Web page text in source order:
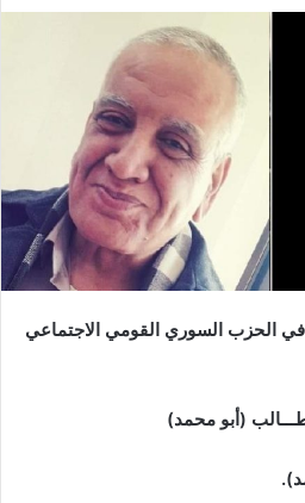
الحزب السوري القومي الاجتماعي
طـــالب (أبو محمد)